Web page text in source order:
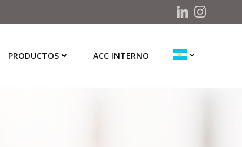
PRODUCTOS ACC INTERNO